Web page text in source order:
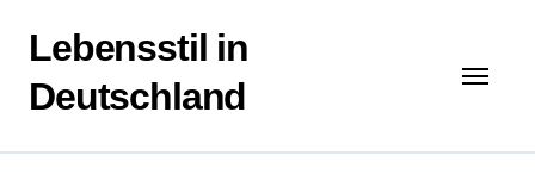
Inhalt
springen
Lebensstil in
Deutschland